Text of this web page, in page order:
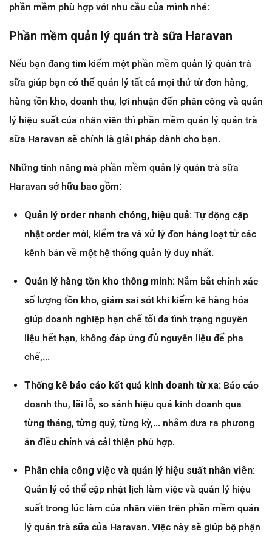
phần mềm phù hợp với nhu cầu của mình nhé:
Phần mềm quản lý quán trà sữa Haravan
Nếu bạn đang tìm kiếm một phần mềm quản lý quán trà
sữa giúp bạn có thể quản lý tất cả mọi thứ từ đơn hàng,
hàng tồn kho, doanh thu, lợi nhuận đến phân công và quản
lý hiệu suất của nhân viên thì phần mềm quản lý quán trà
sữa Haravan sẽ chính là giải pháp dành cho bạn.
Những tính năng mà phần mềm quản lý quán trà sữa
Haravan sở hữu bao gồm:
Quản lý order nhanh chóng, hiệu quả: Tự động cập
nhật order mới, kiểm tra và xử lý đơn hàng loạt từ các
kênh bán về một hệ thống quản lý duy nhất.
Quản lý hàng tồn kho thông minh: Nắm bắt chính xác
số lượng tồn kho, giảm sai sót khi kiểm kê hàng hóa
giúp doanh nghiệp hạn chế tối đa tình trạng nguyên
liệu hết hạn, không đáp ứng đủ nguyên liệu để pha
chế,...
Thống kê báo cáo kết quả kinh doanh từ xa: Báo cáo
doanh thu, lãi lỗ, so sánh hiệu quả kinh doanh qua
từng tháng, từng quý, từng kỳ,... nhằm đưa ra phương
án điều chỉnh và cải thiện phù hợp.
Phân chia công việc và quản lý hiệu suất nhân viên:
Quản lý có thể cập nhật lịch làm việc và quản lý hiệu
suất trong lúc làm của nhân viên trên phần mềm quản
lý quán trà sữa của Haravan. Việc này sẽ giúp bộ phận